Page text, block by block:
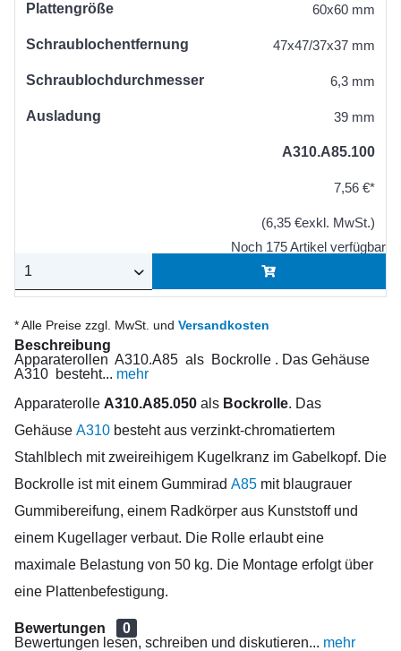
Plattengröße 60x60 mm
Schraublochentfernung 47x47/37x37 mm
Schraublochdurchmesser 6,3 mm
Ausladung 39 mm
A310.A85.100
7,56 €*
(6,35 €exkl. MwSt.)
Noch 175 Artikel verfügbar
* Alle Preise zzgl. MwSt. und Versandkosten
Beschreibung
Apparaterollen A310.A85 als Bockrolle . Das Gehäuse
A310 besteht... mehr
Apparaterolle A310.A85.050 als Bockrolle. Das
Gehäuse A310 besteht aus verzinkt-chromatiertem
Stahlblech mit zweireihigem Kugelkranz im Gabelkopf. Die
Bockrolle ist mit einem Gummirad A85 mit blaugrauer
Gummibereifung, einem Radkörper aus Kunststoff und
einem Kugellager verbaut. Die Rolle erlaubt eine
maximale Belastung von 50 kg. Die Montage erfolgt über
eine Plattenbefestigung.
Bewertungen
0
Bewertungen lesen, schreiben und diskutieren... mehr